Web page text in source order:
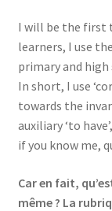
I will be the first
learners, I use
primary and
In short, I use
towards the
auxiliary ‘to
if you know me,
Car en fait,
même ? La